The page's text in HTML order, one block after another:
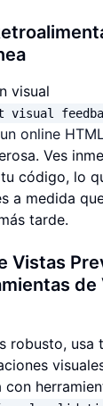
visual
visual
un online
Ves
código, lo
a medida
tarde.
Vistas
de
robusto, usa